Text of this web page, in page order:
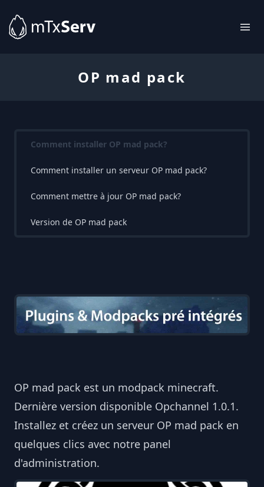
OP mad pack
Comment installer OP mad pack?
Comment installer un serveur OP mad pack?
Comment mettre à jour OP mad pack?
Version de OP mad pack
OP mad pack est un modpack minecraft.
Dernière version disponible Opchannel 1.0.1.
Installez et créez un serveur OP mad pack en
quelques clics avec notre panel
d'administration.